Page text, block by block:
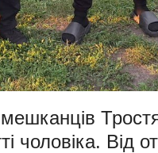
чоловіка. Від